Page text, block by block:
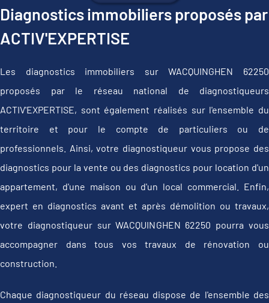
Diagnostics immobiliers proposés par
ACTIV'EXPERTISE
Les diagnostics immobiliers sur WACQUINGHEN 62250
proposés par le réseau national de diagnostiqueurs
ACTIV'EXPERTISE, sont également réalisés sur l'ensemble du
territoire et pour le compte de particuliers ou de
professionnels. Ainsi, votre diagnostiqueur vous propose des
diagnostics pour la vente ou des diagnostics pour location d'un
appartement, d'une maison ou d'un local commercial. Enfin,
expert en diagnostics avant et après démolition ou travaux,
votre diagnostiqueur sur WACQUINGHEN 62250 pourra vous
accompagner dans tous vos travaux de rénovation ou
construction.
Chaque diagnostiqueur du réseau dispose de l'ensemble des